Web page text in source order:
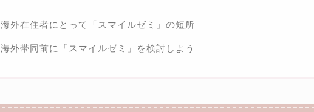
海外在住者にとって「スマイルゼミ」の短所
海外帯同前に「スマイルゼミ」を検討しよう